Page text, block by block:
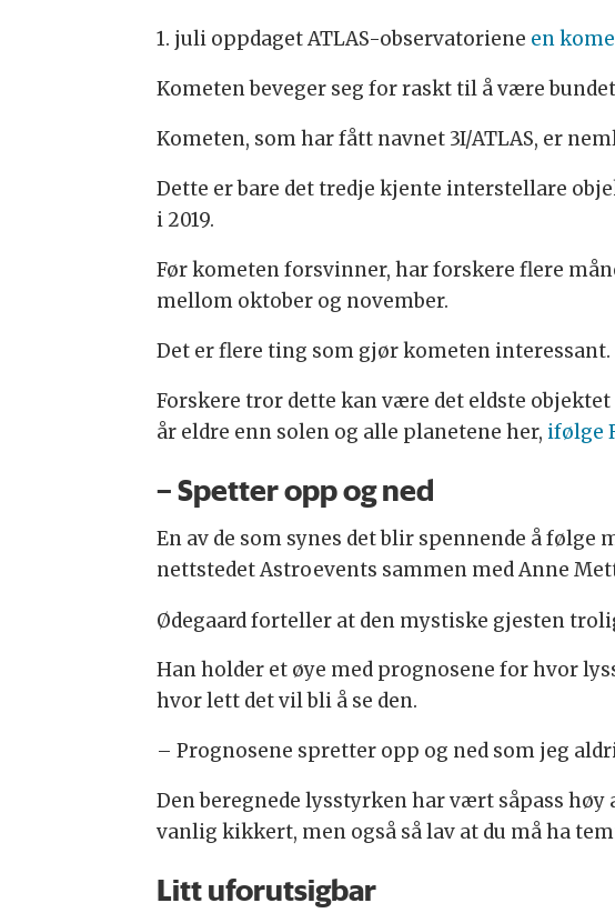
1. juli oppdaget ATLAS-observatoriene en
Kometen beveger seg for raskt til å være
Kometen, som har fått navnet 3I/ATLAS, er
Dette er bare det tredje kjente interstellare
i 2019.
Før kometen forsvinner, har forskere flere
mellom oktober og november.
Det er flere ting som gjør kometen interessant.
Forskere tror dette kan være det eldste
år eldre enn solen og alle planetene her, ifølge
– Spetter opp og ned
En av de som synes det blir spennende å følge
nettstedet Astroevents sammen med Anne
Ødegaard forteller at den mystiske gjesten
Han holder et øye med prognosene for hvor
hvor lett det vil bli å se den.
– Prognosene spretter opp og ned som jeg
Den beregnede lysstyrken har vært såpass høy
vanlig kikkert, men også så lav at du må ha
Litt uforutsigbar